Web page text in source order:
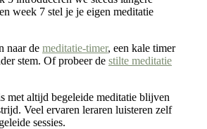
week 7 stel je je eigen meditatie
naar de meditatie-timer, een kale timer
stem. Of probeer de stilte meditatie
met altijd begeleide meditatie blijven
Veel ervaren leraren luisteren zelf
sessies.